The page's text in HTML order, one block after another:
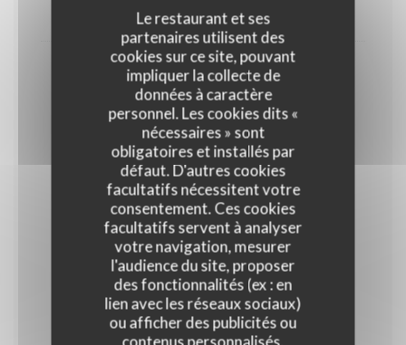
Le restaurant et ses
partenaires utilisent des
cookies sur ce site, pouvant
impliquer la collecte de
données à caractère
personnel. Les cookies dits «
nécessaires » sont
obligatoires et installés par
défaut. D'autres cookies
facultatifs nécessitent votre
consentement. Ces cookies
facultatifs servent à analyser
votre navigation, mesurer
l'audience du site, proposer
des fonctionnalités (ex : en
lien avec les réseaux sociaux)
ou afficher des publicités ou
10,50 EUR 14,00 EUR
Coupe de fruits rouges
18,00 EUR
Normal
Glaces et sorbets
Parfum glaces : Vanille, Chocolat noir, Café, ,Pistache
Parfum sorbets : Framboise, abricot, citron jaune,
verveine
Glaces et sorbets "Maison"
Glaces : Vanille, Café, Chocolat Sorbets : Citron vert,
Mangue, Abricot, Framboise, Noix de coco